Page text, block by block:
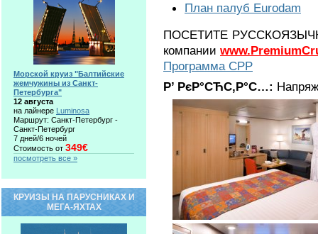
План палуб Eurodam
ПОСЕТИТЕ
компании
Программа CPP
Р’ РєР°СЋС‚Р°С…:
Морской круиз "Балтийские
жемчужины из Санкт-
Петербурга"
12 августа
на лайнере Luminosa
Маршрут: Санкт-Петербург -
Санкт-Петербург
7 дней/6 ночей
Стоимость от 349€
посмотреть все »
КРУИЗЫ НА ПАРУСНИКАХ И
МЕГА-ЯХТАХ